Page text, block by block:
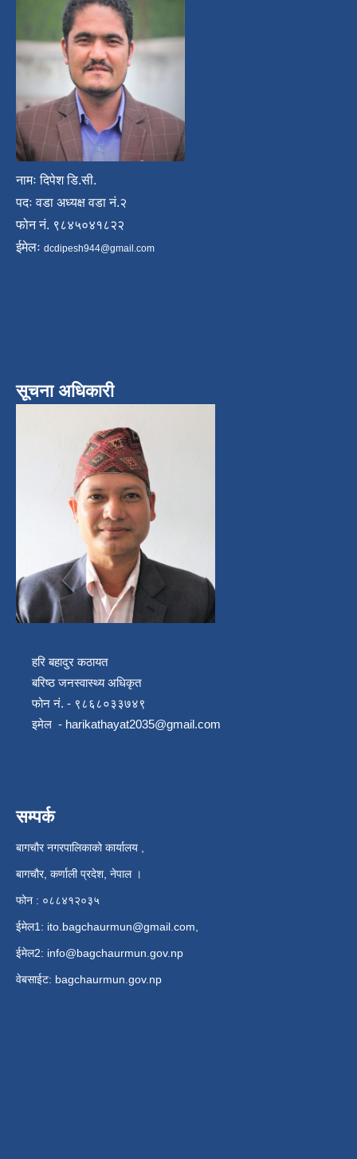
नामः दिपेश डि.सी.
पदः वडा अध्यक्ष वडा नं.२
फोन नं. ९८४५०४१८२२
ईमेलः dcdipesh944@gmail.com
सूचना अधिकारी
हरि बहादुर कठायत
बरिष्ठ जनस्वास्थ्य अधिकृत
फोन नं. - ९८६८०३३७४९
इमेल - harikathayat2035@gmail.com
सम्पर्क
बागचौर नगरपालिकाको कार्यालय ,
बागचौर, कर्णाली प्रदेश, नेपाल ।
फोन : ०८८४१२०३५
ईमेल1: ito.bagchaurmun@gmail.com,
ईमेल2: info@bagchaurmun.gov.np
वे‍बसाईट: bagchaurmun.gov.np